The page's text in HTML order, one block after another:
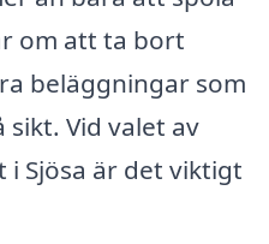
om att ta bort
beläggningar som
sikt. Vid valet av
Sjösa är det viktigt